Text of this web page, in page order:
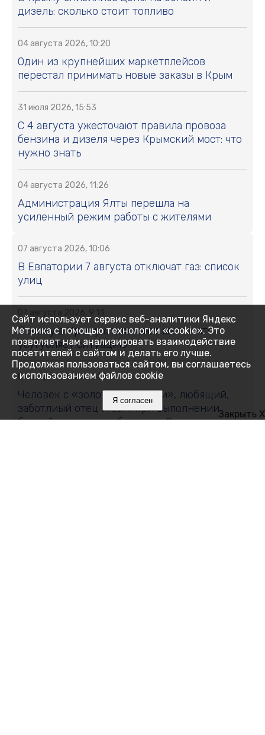
дизель: сколько стоит топливо
04 августа 2026, 10:20
Один из крупнейших маркетплейсов
перестал принимать новые заказы в Крым
31 июля 2026, 15:53
С 4 августа ужесточают правила провоза
бензина и дизеля через Крымский мост: что
нужно знать
04 августа 2026, 11:26
Администрация Ялты перешла на
усиленный режим работы с жителями
07 августа 2026, 10:06
В Евпатории 7 августа отключат газ: список
улиц
Почему в Крыму отключают свет и что
усугубляет ситуацию
07 августа 2026, 8:48
Человек с «золотыми руками», любящий,
заботлиый отец и сын: при выполнении
боевой задачи погиб житель Сак
Закрыть X
Сайт использует сервис веб-аналитики Яндекс
Метрика с помощью технологии «cookie». Это
позволяет нам анализировать взаимодействие
посетителей с сайтом и делать его лучше.
Продолжая пользоваться сайтом, вы соглашаетесь
с использованием файлов cookie
Я согласен